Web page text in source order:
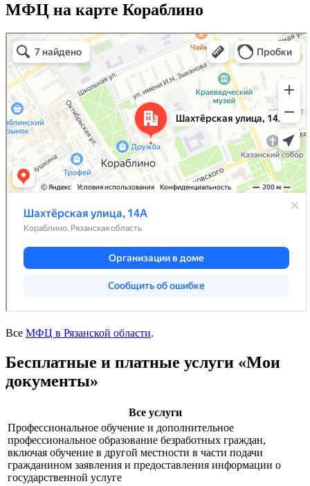
МФЦ на карте Кораблино
Все МФЦ в Рязанской области.
Бесплатные и платные услуги «Мои
документы»
Все услуги
Профессиональное обучение и дополнительное
профессиональное образование безработных граждан,
включая обучение в другой местности в части подачи
гражданином заявления и предоставления информации о
государственной услуге